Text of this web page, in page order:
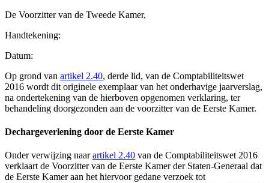
De Voorzitter van de Tweede Kamer,
Handtekening:
Datum:
Op grond van artikel 2.40, derde lid, van de Comptabiliteitswet
2016 wordt dit originele exemplaar van het onderhavige jaarverslag,
na ondertekening van de hierboven opgenomen verklaring, ter
behandeling doorgezonden aan de voorzitter van de Eerste Kamer.
Dechargeverlening door de Eerste Kamer
Onder verwijzing naarartikel 2.40 van de Comptabiliteitswet 2016
verklaart de Voorzitter van de Eerste Kamer der Staten-Generaal dat
de Eerste Kamer aan het hiervoor gedane verzoek tot